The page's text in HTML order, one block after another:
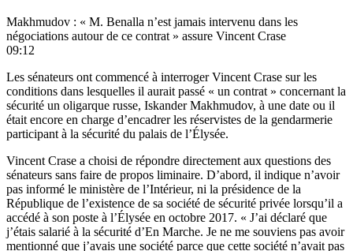
Makhmudov : « M. Benalla n’est jamais intervenu dans les
négociations autour de ce contrat » assure Vincent Crase
09:12
Les sénateurs ont commencé à interroger Vincent Crase sur les
conditions dans lesquelles il aurait passé « un contrat » concernant la
sécurité un oligarque russe, Iskander Makhmudov, à une date ou il
était encore en charge d’encadrer les réservistes de la gendarmerie
participant à la sécurité du palais de l’Élysée.
Vincent Crase a choisi de répondre directement aux questions des
sénateurs sans faire de propos liminaire. D’abord, il indique n’avoir
pas informé le ministère de l’Intérieur, ni la présidence de la
République de l’existence de sa société de sécurité privée lorsqu’il a
accédé à son poste à l’Élysée en octobre 2017. « J’ai déclaré que
j’étais salarié à la sécurité d’En Marche. Je ne me souviens pas avoir
mentionné que j’avais une société parce que cette société n’avait pas